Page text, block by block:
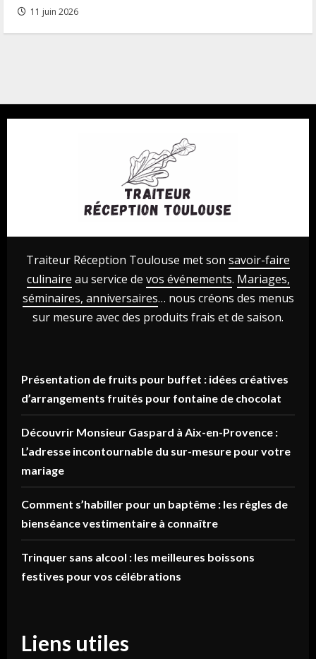
11 juin 2026
Traiteur Réception Toulouse met son savoir-faire
culinaire au service de vos événements. Mariages,
séminaires, anniversaires… nous créons des menus
sur mesure avec des produits frais et de saison.
Présentation de fruits pour buffet : idées créatives
d’arrangements fruités pour fontaine de chocolat
Découvrir Monsieur Gaspard à Aix-en-Provence :
L’adresse incontournable du sur-mesure pour votre
mariage
Comment s’habiller pour un baptême : les règles de
bienséance vestimentaire à connaître
Trinquer sans alcool : les meilleures boissons
festives pour vos célébrations
Liens utiles